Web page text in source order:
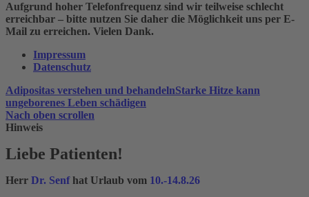
Aufgrund hoher Telefonfrequenz sind wir teilweise schlecht
erreichbar – bitte nutzen Sie daher die Möglichkeit uns per E-
Mail zu erreichen. Vielen Dank.
Impressum
Datenschutz
Adipositas verstehen und behandelnStarke Hitze kann
ungeborenes Leben schädigen
Nach oben scrollen
Hinweis
Liebe Patienten!
Herr Dr. Senfhat Urlaub vom 10.-14.8.26